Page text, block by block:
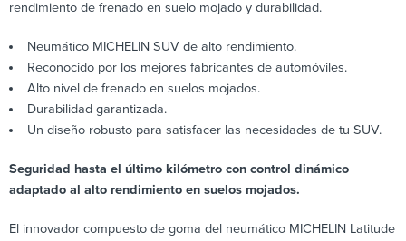
rendimiento de frenado en suelo mojado y durabilidad.
Neumático MICHELIN SUV de alto rendimiento.
Reconocido por los mejores fabricantes de automóviles.
Alto nivel de frenado en suelos mojados.
Durabilidad garantizada.
Un diseño robusto para satisfacer las necesidades de tu SUV.
Seguridad hasta el último kilómetro con control dinámico
adaptado al alto rendimiento en suelos mojados.
El innovador compuesto de goma del neumático MICHELIN Latitude